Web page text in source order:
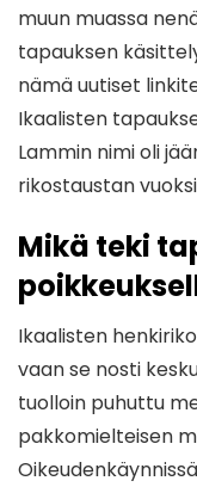
muun muassa
tapauksen
nämä uutiset
Ikaalisten
Lammin nimi oli
rikostaustan
Mikä teki
Ikaalisten
vaan se nosti
tuolloin puhuttu
pakkomielteisen